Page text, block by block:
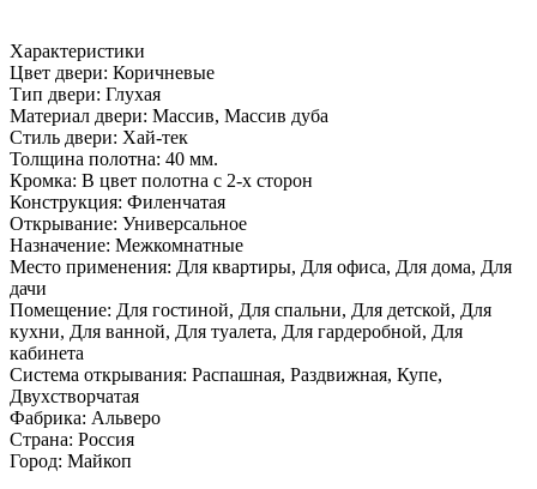
Характеристики
Цвет двери: Коричневые
Тип двери: Глухая
Материал двери: Массив, Массив дуба
Стиль двери: Хай-тек
Толщина полотна: 40 мм.
Кромка: В цвет полотна с 2-х сторон
Конструкция: Филенчатая
Открывание: Универсальное
Назначение: Межкомнатные
Место применения: Для квартиры, Для офиса, Для дома, Для
дачи
Помещение: Для гостиной, Для спальни, Для детской, Для
кухни, Для ванной, Для туалета, Для гардеробной, Для
кабинета
Система открывания: Распашная, Раздвижная, Купе,
Двухстворчатая
Фабрика: Альверо
Страна: Россия
Город: Майкоп